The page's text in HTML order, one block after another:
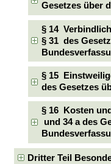
Gesetzes über
§ 14
§ 31 des
§ 15
des Gesetzes
§ 16 Kosten
und 34 a des
Dritter Teil